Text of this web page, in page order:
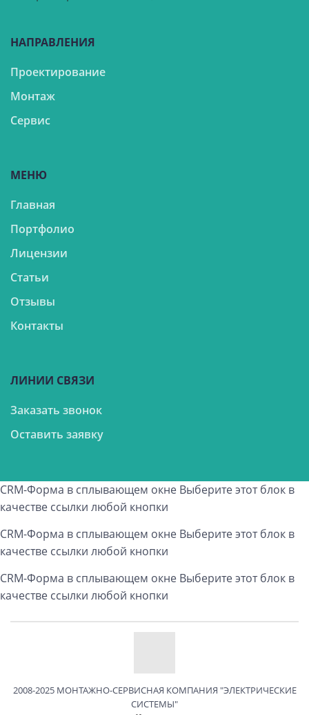
НАПРАВЛЕНИЯ
Проектирование
Монтаж
Сервис
МЕНЮ
Главная
Портфолио
Лицензии
Статьи
Отзывы
Контакты
ЛИНИИ СВЯЗИ
Заказать звонок
Оставить заявку
CRM-Форма в сплывающем окне Выберите этот блок в
качестве ссылки любой кнопки
CRM-Форма в сплывающем окне Выберите этот блок в
качестве ссылки любой кнопки
CRM-Форма в сплывающем окне Выберите этот блок в
качестве ссылки любой кнопки
2008-2025 МОНТАЖНО-СЕРВИСНАЯ КОМПАНИЯ "ЭЛЕКТРИЧЕСКИЕ
СИСТЕМЫ"